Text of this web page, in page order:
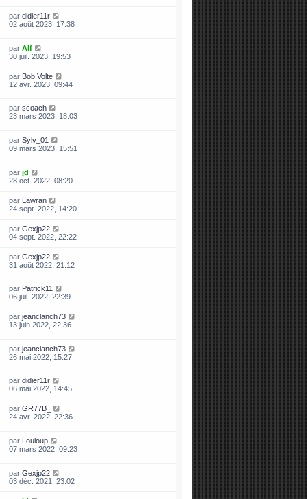
par didier11r
02 août 2023, 17:38
par Alf
30 juil. 2023, 19:53
par Bob Volte
12 avr. 2023, 09:44
par scoach
23 mars 2023, 18:03
par Sylv_01
09 mars 2023, 15:51
par jd
28 oct. 2022, 08:20
par Lawran
24 sept. 2022, 14:20
par Gexjp22
04 sept. 2022, 22:22
par Gexjp22
31 août 2022, 21:12
par Patrick11
06 juil. 2022, 22:39
par jeanclanch73
13 juin 2022, 22:36
par jeanclanch73
26 mai 2022, 15:27
par didier11r
06 mai 2022, 14:45
par GR77B_
24 avr. 2022, 22:36
par Louloup
07 mars 2022, 09:23
par Gexjp22
03 déc. 2021, 23:02